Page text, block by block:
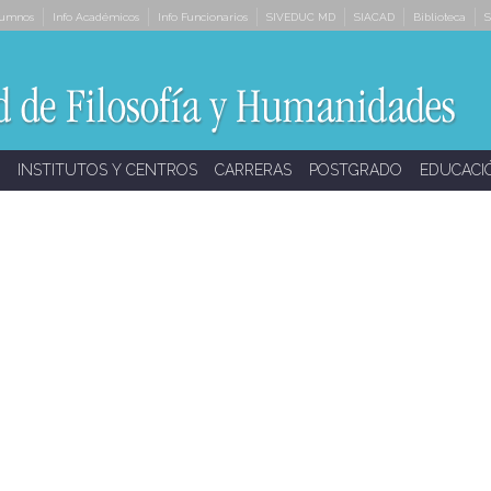
Info Académicos Info Funcionarios SIVEDUC MD SIACAD Biblioteca
INSTITUTOS Y CENTROS CARRERAS POSTGRADO